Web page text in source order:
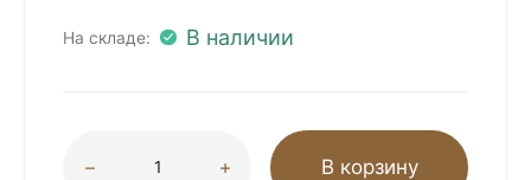
На складе: В наличии
В корзину